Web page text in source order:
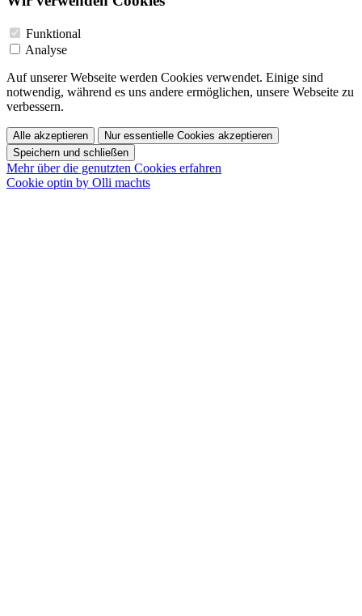
Funktional
Analyse
Auf unserer Webseite werden Cookies verwendet. Einige sind
notwendig, während es uns andere ermöglichen, unsere Webseite zu
verbessern.
Alle akzeptieren
Nur essentielle Cookies akzeptieren
Speichern und schließen
Mehr über die genutzten Cookies erfahren
Cookie optin by Olli machts